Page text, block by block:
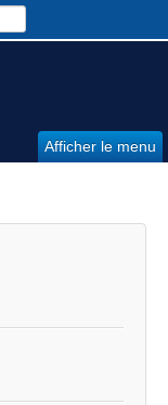
Afficher le menu